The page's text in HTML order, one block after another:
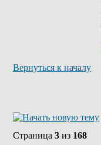
Вернуться к началу
Страница 3 из 168